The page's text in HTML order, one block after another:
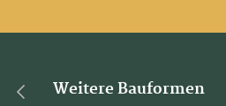
Weitere Bauformen